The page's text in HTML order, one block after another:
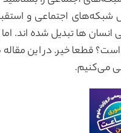
شبکه‌های اجتماعی و
انسان ها تبدیل شده اند.
قطعا خیر. در این
می‌کنیم.